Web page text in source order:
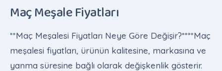
Maç Meşale Fiyatları
**Maç Meşalesi Fiyatları Neye Göre Değişir?****Maç
meşalesi fiyatları, ürünün kalitesine, markasına ve
yanma süresine bağlı olarak değişkenlik gösterir.